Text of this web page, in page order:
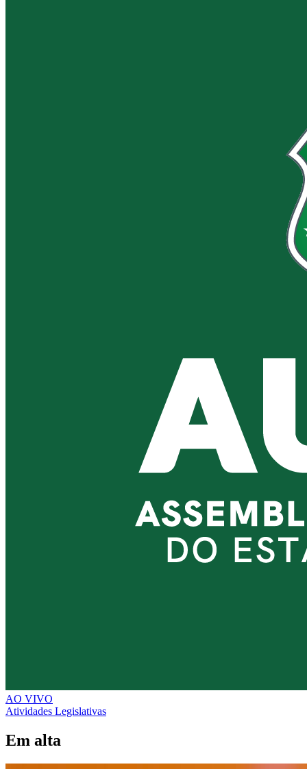
AO VIVO
Atividades Legislativas
Em alta